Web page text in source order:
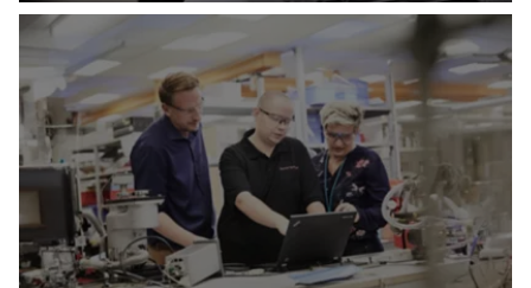
En savoir plus